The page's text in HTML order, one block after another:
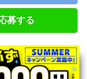
募する